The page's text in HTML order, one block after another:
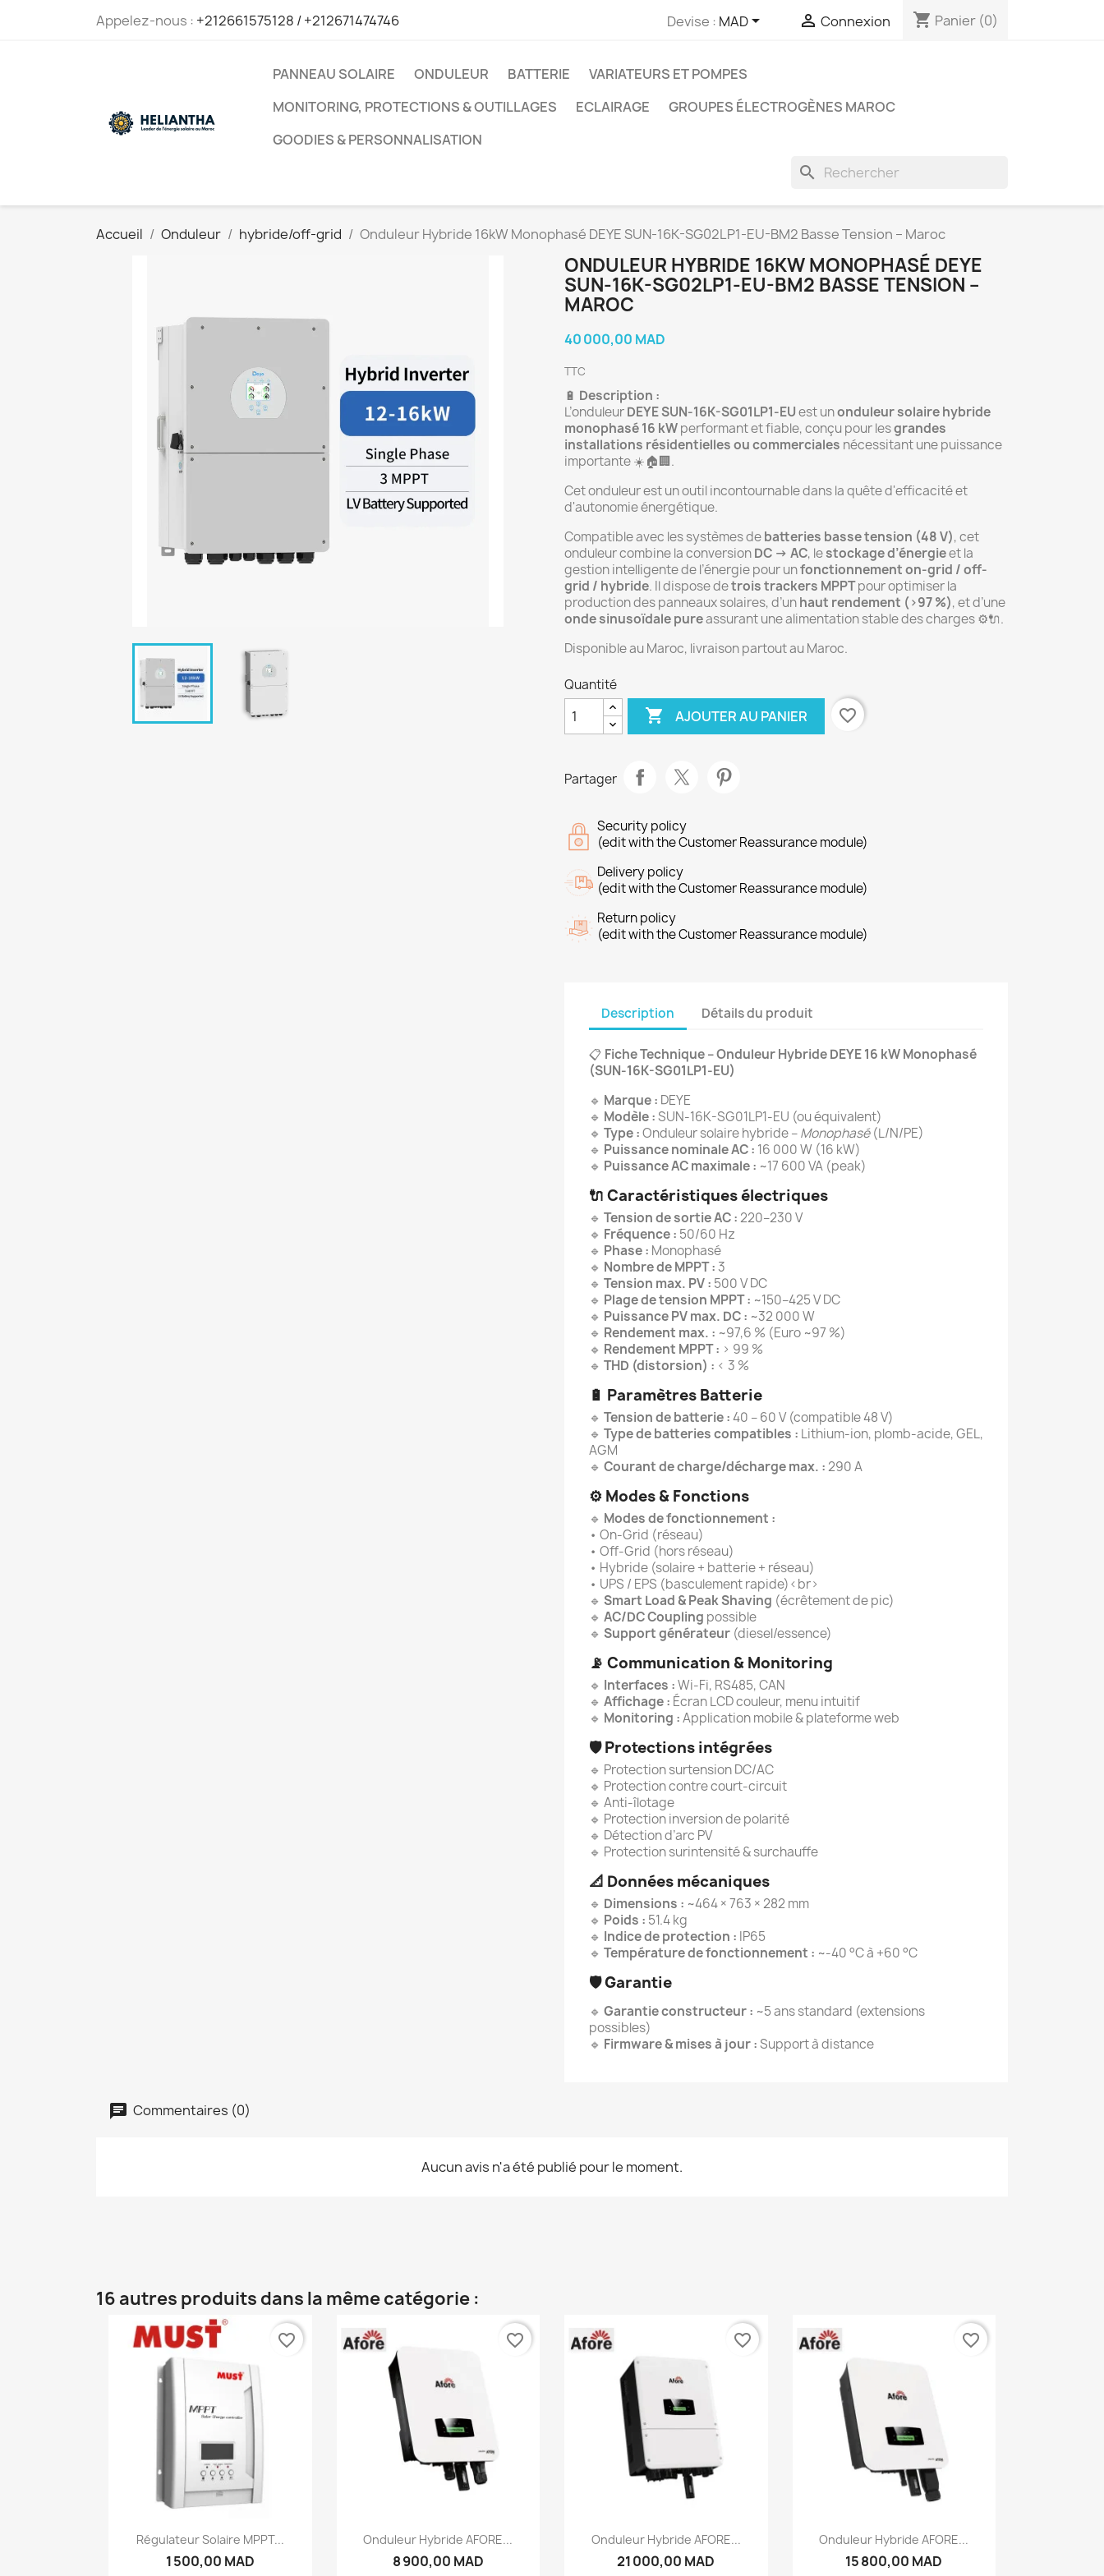
Appelez-nous : +212661575128 / +212671474746 Devise : MAD  Connexion shopping_cart Panier (0)
PANNEAU SOLAIRE ONDULEUR BATTERIE
VARIATEURS ET POMPES
MONITORING, PROTECTIONS & OUTILLAGES
ECLAIRAGE
GROUPES ÉLECTROGÈNES MAROC
GOODIES & PERSONNALISATION
search
Accueil Onduleur hybride/off-grid Onduleur Hybride 16kW Monophasé DEYE SUN-16K-SG02LP1-EU-BM2 Basse Tension – Maroc
ONDULEUR HYBRIDE 16KW MONOPHASÉ DEYE
SUN-16K-SG02LP1-EU-BM2 BASSE TENSION –
MAROC
40 000,00 MAD
TTC
🔋 Description :
L’onduleurDEYE SUN-16K-SG01LP1-EUest unonduleur solaire hybride
monophasé 16 kWperformant et fiable, conçu pour lesgrandes
installations résidentielles ou commerciales nécessitant une puissance
importante ☀️🏠🏢.
Cet onduleur est un outil incontournable dans la quête d'efficacité et
d'autonomie énergétique.
Compatible avec les systèmes debatteries basse tension (48 V), cet
onduleur combine la conversionDC → AC, lestockage d’énergieet la
gestion intelligente de l’énergie pour unfonctionnement on-grid / off-
grid / hybride. Il dispose detrois trackers MPPTpour optimiser la
production des panneaux solaires, d’unhaut rendement (>97 %), et d’une
onde sinusoïdale pureassurant une alimentation stable des charges ⚙️🔌.
Disponible au Maroc, livraison partout au Maroc.
Quantité
 AJOUTER AU PANIER favorite_border
Partager
Security policy
(edit with the Customer Reassurance module)
Delivery policy
(edit with the Customer Reassurance module)
Return policy
(edit with the Customer Reassurance module)
Description Détails du produit
📋 Fiche Technique – Onduleur Hybride DEYE 16 kW Monophasé
(SUN-16K-SG01LP1-EU)
🔹 Marque : DEYE
🔹 Modèle :SUN-16K-SG01LP1-EU (ou équivalent)
🔹 Type :Onduleur solaire hybride –Monophasé(L/N/PE)
🔹 Puissance nominale AC : 16 000 W (16 kW)
🔹 Puissance AC maximale : ~17 600 VA (peak)
🔌 Caractéristiques électriques
🔹 Tension de sortie AC :220–230 V
🔹 Fréquence : 50/60 Hz
🔹 Phase : Monophasé
🔹 Nombre de MPPT :3
🔹 Tension max. PV : 500 V DC
🔹 Plage de tension MPPT : ~150–425 V DC
🔹 Puissance PV max. DC : ~32 000 W
🔹 Rendement max. : ~97,6 % (Euro ~97 %)
🔹 Rendement MPPT : > 99 %
🔹 THD (distorsion) : < 3 %
🔋 Paramètres Batterie
🔹 Tension de batterie :40 – 60 V (compatible 48 V)
🔹 Type de batteries compatibles : Lithium-ion, plomb-acide, GEL,
AGM
🔹 Courant de charge/décharge max. :290 A
⚙️ Modes & Fonctions
🔹 Modes de fonctionnement :
• On-Grid (réseau)
• Off-Grid (hors réseau)
• Hybride (solaire + batterie + réseau)
• UPS / EPS (basculement rapide)<br>
🔹 Smart Load & Peak Shaving (écrêtement de pic)
🔹 AC/DC Coupling possible
🔹 Support générateur (diesel/essence)
📡 Communication & Monitoring
🔹 Interfaces :Wi-Fi, RS485, CAN
🔹 Affichage : Écran LCD couleur, menu intuitif
🔹 Monitoring :Application mobile & plateforme web
🛡️Protections intégrées
🔹 Protection surtension DC/AC
🔹 Protection contre court-circuit
🔹 Anti-îlotage
🔹 Protection inversion de polarité
🔹 Détection d’arc PV
🔹 Protection surintensité & surchauffe
📐 Données mécaniques
🔹 Dimensions : ~464 × 763 × 282 mm
🔹 Poids : 51.4 kg
🔹 Indice de protection : IP65
🔹 Température de fonctionnement : ~-40 °C à +60 °C
🛡️Garantie
🔹 Garantie constructeur : ~5 ans standard (extensions
possibles)
🔹 Firmware & mises à jour :Support à distance
Commentaires (0)
Aucun avis n'a été publié pour le moment.
16 autres produits dans la même catégorie :
Aperçu rapide
Régulateur Solaire MPPT...
1 500,00 MAD
favorite_border
Aperçu rapide
Onduleur Hybride AFORE...
8 900,00 MAD
favorite_border
Aperçu rapide
Onduleur Hybride AFORE...
21 000,00 MAD
favorite_border
Aperçu rapide
Onduleur Hybride AFORE...
15 800,00 MAD
favorite_border